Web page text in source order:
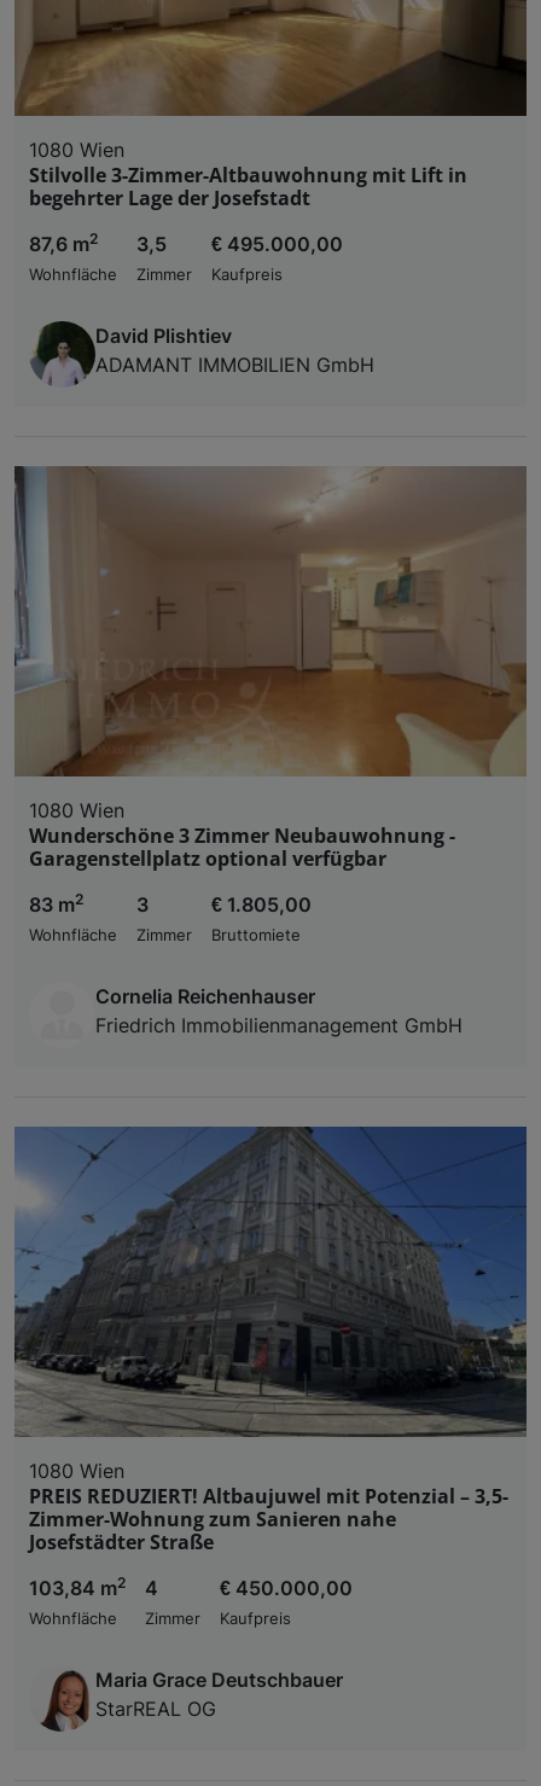
1080 Wien
Stilvolle 3-Zimmer-Altbauwohnung mit Lift in
begehrter Lage der Josefstadt
87,6 m2
Wohnfläche
3,5
Zimmer
€ 495.000,00
Kaufpreis
David Plishtiev
ADAMANT IMMOBILIEN GmbH
1080 Wien
Wunderschöne 3 Zimmer Neubauwohnung -
Garagenstellplatz optional verfügbar
83 m2
Wohnfläche
3
Zimmer
€ 1.805,00
Bruttomiete
Cornelia Reichenhauser
Friedrich Immobilienmanagement GmbH
1080 Wien
PREIS REDUZIERT! Altbaujuwel mit Potenzial – 3,5-
Zimmer-Wohnung zum Sanieren nahe
Josefstädter Straße
103,84 m2
Wohnfläche
4
Zimmer
€ 450.000,00
Kaufpreis
Maria Grace Deutschbauer
StarREAL OG